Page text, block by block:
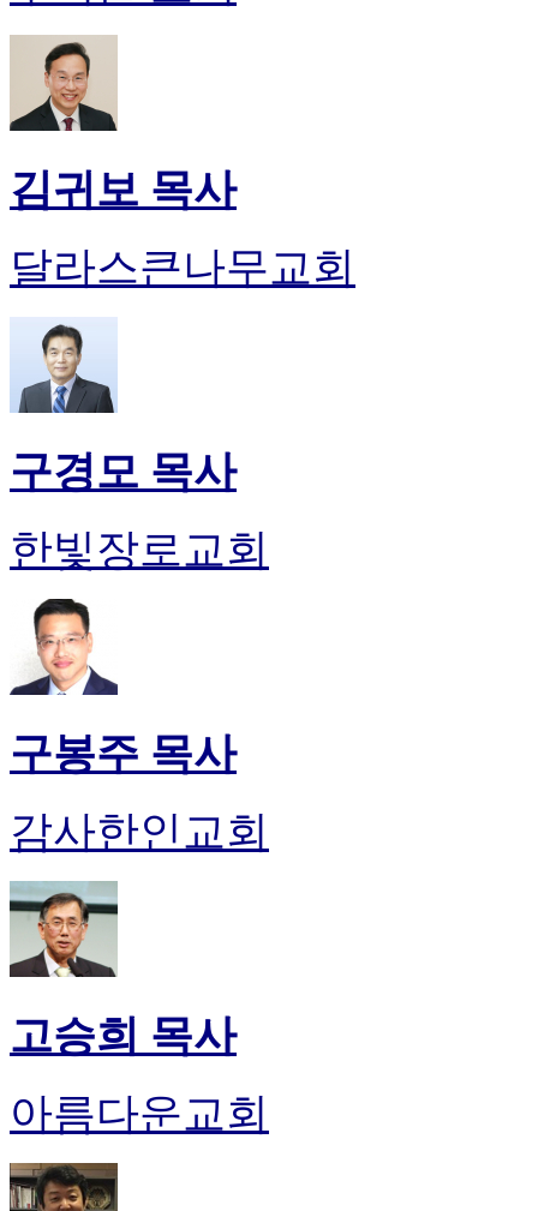
김귀보 목사
달라스큰나무교회
구경모 목사
한빛장로교회
구봉주 목사
감사한인교회
고승희 목사
아름다운교회